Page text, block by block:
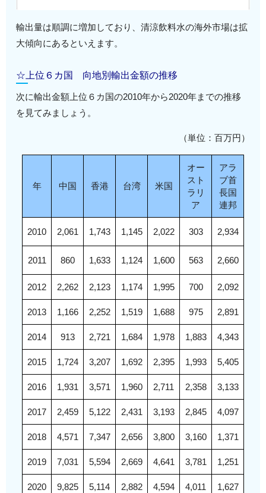
輸出量は順調に増加しており、清涼飲料水の海外市場は拡
大傾向にあるといえます。
☆上位６カ国 向地別輸出金額の推移
次に輸出金額上位６カ国の2010年から2020年までの推移
を見てみましょう。
（単位：百万円）
年 中国 香港 台湾 米国
オー
スト
ラリ
ア
アラ
ブ首
長国
連邦
2010 2,061 1,743 1,145 2,022 303 2,934
2011 860 1,633 1,124 1,600 563 2,660
2012 2,262 2,123 1,174 1,995 700 2,092
2013 1,166 2,252 1,519 1,688 975 2,891
2014 913 2,721 1,684 1,978 1,883 4,343
2015 1,724 3,207 1,692 2,395 1,993 5,405
2016 1,931 3,571 1,960 2,711 2,358 3,133
2017 2,459 5,122 2,431 3,193 2,845 4,097
2018 4,571 7,347 2,656 3,800 3,160 1,371
2019 7,031 5,594 2,669 4,641 3,781 1,251
2020 9,825 5,114 2,882 4,594 4,011 1,627